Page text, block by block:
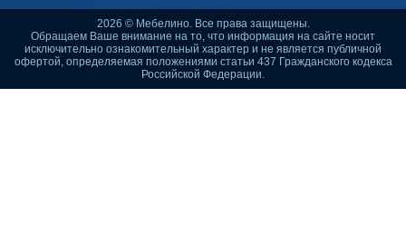
2026 © Мебелино. Все права защищены.
Обращаем Ваше внимание на то, что информация на сайте носит
исключительно ознакомительный характер и не является публичной
офертой, определяемая положениями статьи 437 Гражданского кодекса
Российской Федерации.